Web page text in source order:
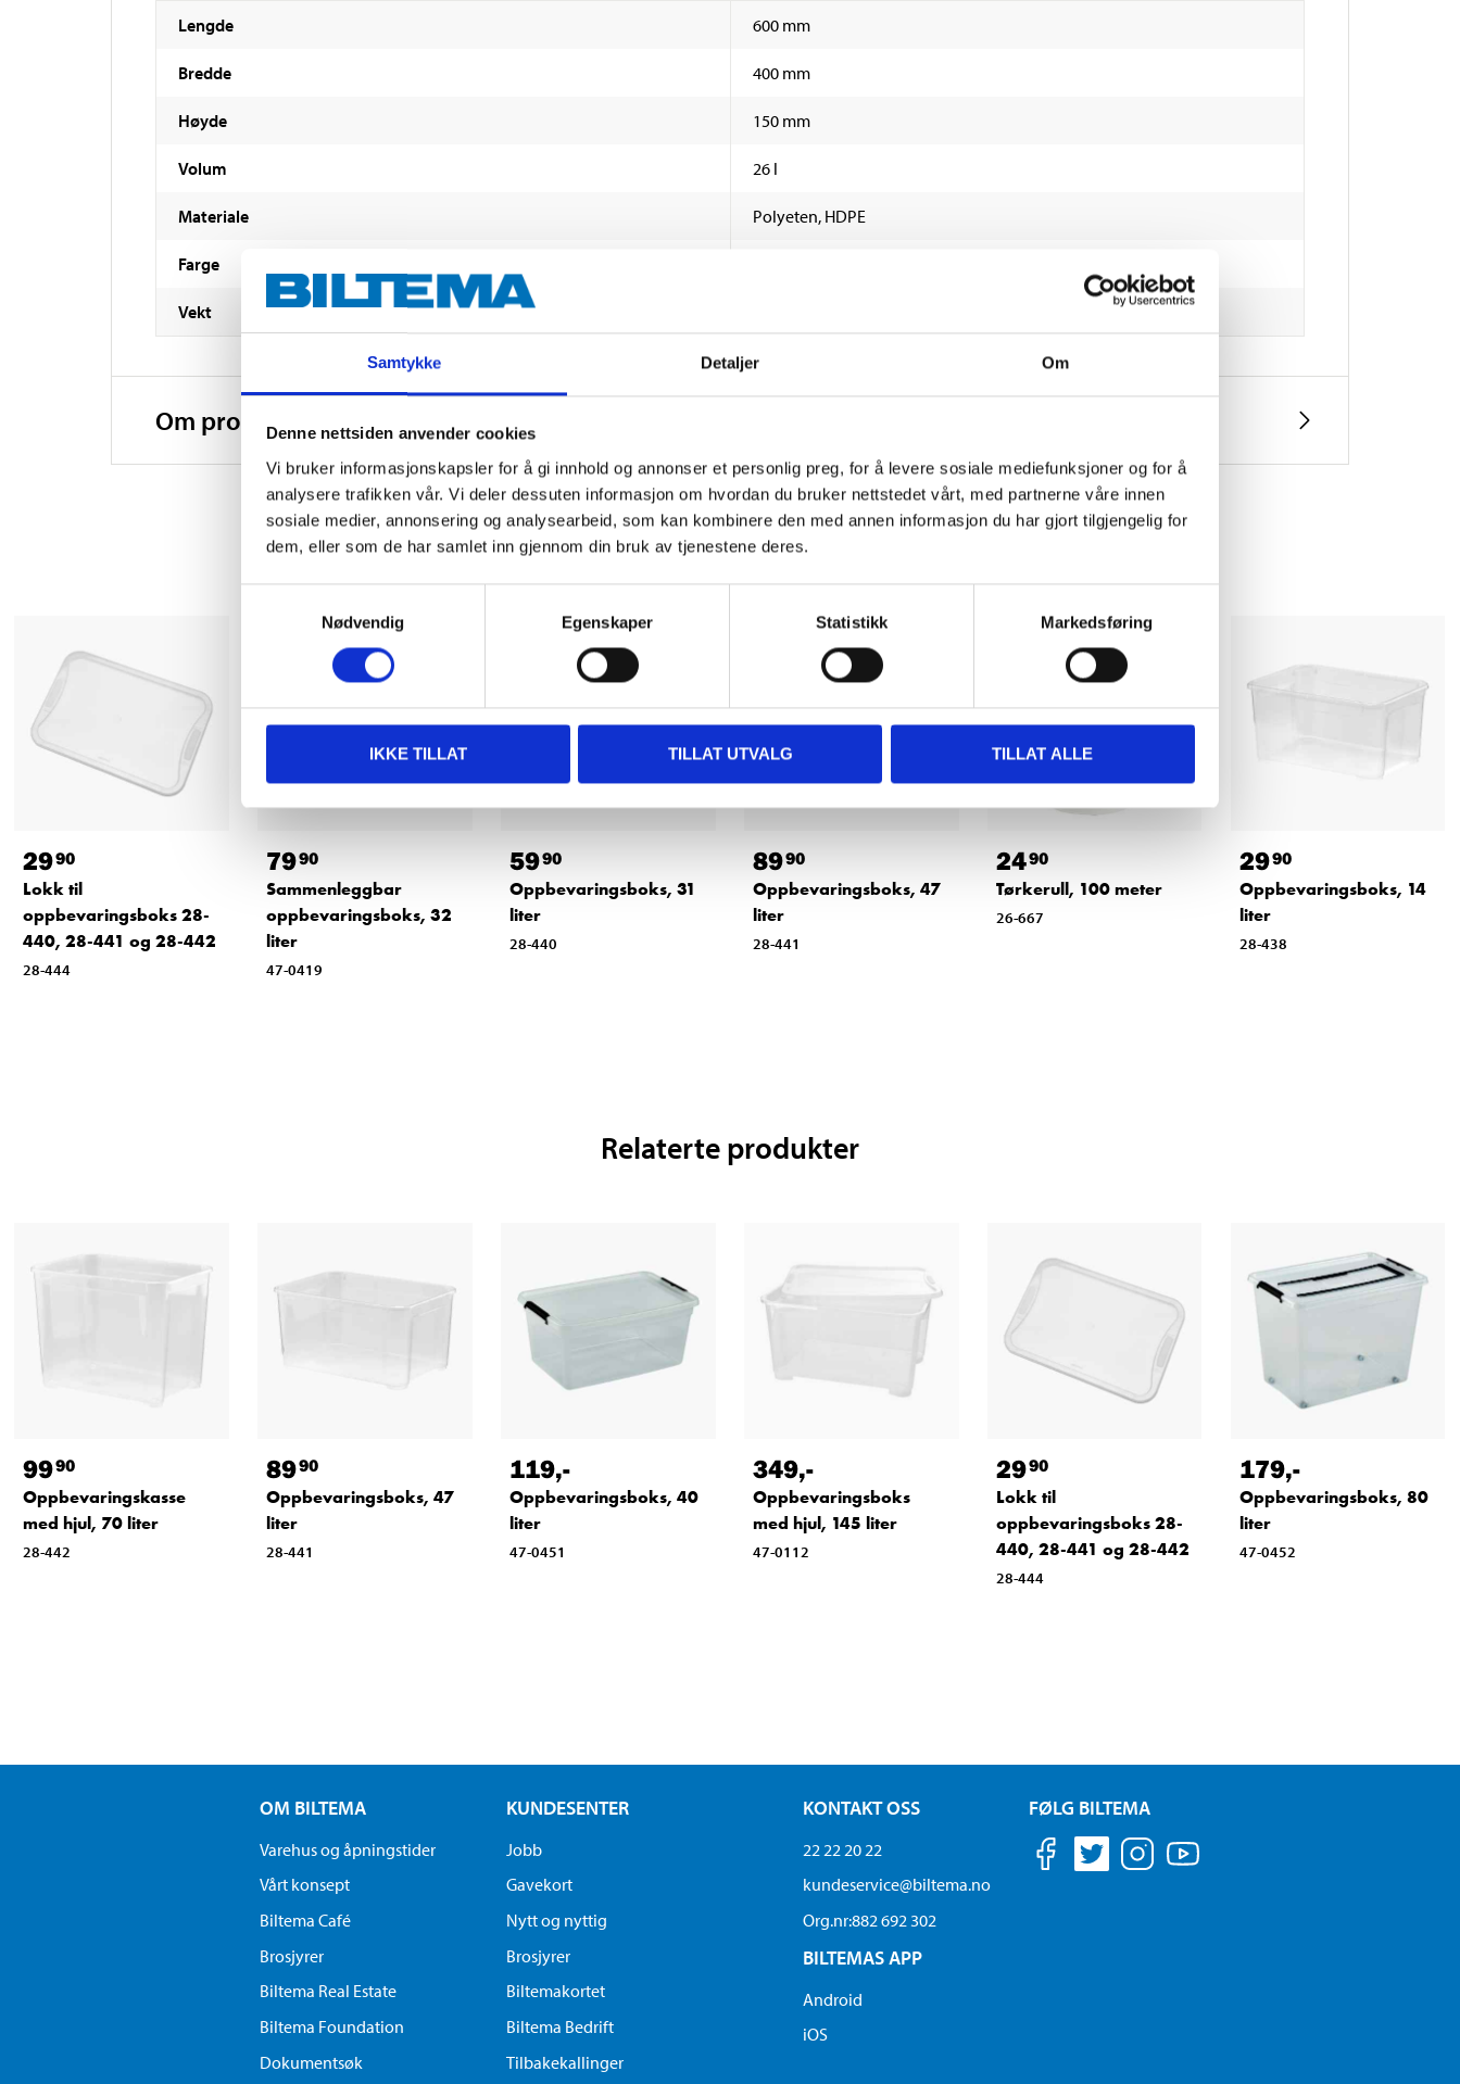
Samtykke Detaljer Om
Denne nettsiden anvender cookies
Vi bruker informasjonskapsler for å gi innhold og annonser et personlig preg, for å levere sosiale mediefunksjoner og for å
analysere trafikken vår. Vi deler dessuten informasjon om hvordan du bruker nettstedet vårt, med partnerne våre innen
sosiale medier, annonsering og analysearbeid, som kan kombinere den med annen informasjon du har gjort tilgjengelig for
dem, eller som de har samlet inn gjennom din bruk av tjenestene deres.
Nødvendig
Egenskaper Statistikk Markedsføring
IKKE TILLAT TILLAT UTVALG TILLAT ALLE
Lengde 600 mm
Bredde 400 mm
Høyde 150 mm
Volum 26 l
Materiale Polyeten, HDPE
Farge
Vekt
Om produsenten
Andre kunder har også kjøpt
2990
Lokk til
oppbevaringsboks 28-
440, 28-441 og 28-442
28-444
7990
Sammenleggbar
oppbevaringsboks, 32
liter
47-0419
5990
Oppbevaringsboks, 31
liter
28-440
8990
Oppbevaringsboks, 47
liter
28-441
2490
Tørkerull, 100 meter
26-667
2990
Oppbevaringsboks, 14
liter
28-438
Relaterte produkter
9990
Oppbevaringskasse
med hjul, 70 liter
28-442
8990
Oppbevaringsboks, 47
liter
28-441
119,-
Oppbevaringsboks, 40
liter
47-0451
349,-
Oppbevaringsboks
med hjul, 145 liter
47-0112
2990
Lokk til
oppbevaringsboks 28-
440, 28-441 og 28-442
28-444
179,-
Oppbevaringsboks, 80
liter
47-0452
OM BILTEMA
Varehus og åpningstider
Vårt konsept
Biltema Café
Brosjyrer
Biltema Real Estate
Biltema Foundation
Dokumentsøk
KUNDESENTER
Jobb
Gavekort
Nytt og nyttig
Brosjyrer
Biltemakortet
Biltema Bedrift
Tilbakekallinger
KONTAKT OSS
22 22 20 22
kundeservice@biltema.no
Org.nr:882 692 302
BILTEMAS APP
Android
iOS
FØLG BILTEMA